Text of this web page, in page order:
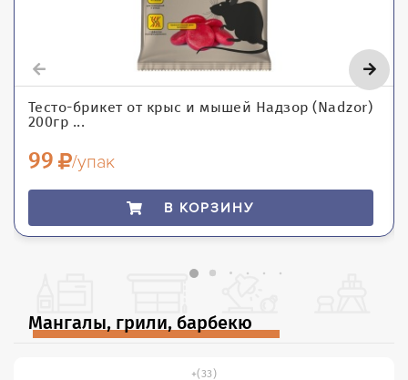
Тесто-брикет от крыс и мышей Надзор (Nadzor)
200гр ...
99 /упак
В КОРЗИНУ
Мангалы, грили, барбекю
(33)